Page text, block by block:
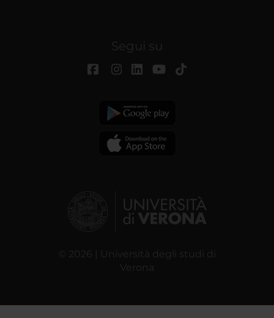
Segui su
© 2026 | Università degli studi di
Verona